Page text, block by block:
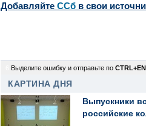
Добавляйте CСб в свои
Выделите ошибку и отправьте по
КАРТИНА ДНЯ
Выпускники
российские